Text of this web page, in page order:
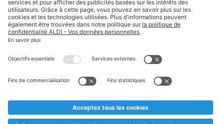
Textes marqués d'un astérisque et mentions légales
* Nous vendons ces articles temporairement et jusqu'à
au cas où, malgré le planning bien étudié, nous serions
prématurément en rupture de stock. Prix Recupel et TVA incl.
** Sur ce site, l’utilisation de la forme masculine a été adoptée